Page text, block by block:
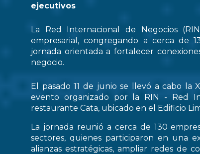
ejecutivos
La Red Internacional de Negocios
empresarial, congregando a cerca de
jornada orientada a fortalecer
negocio.
El pasado 11 de junio se llevó a cabo la
evento organizado por la RIN - Red
restaurante Cata, ubicado en el Edificio
La jornada reunió a cerca de 130
sectores, quienes participaron en una
alianzas estratégicas, ampliar redes de